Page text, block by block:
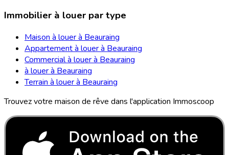
Immobilier à louer par type
Maison à louer à Beauraing
Appartement à louer à Beauraing
Commercial à louer à Beauraing
à louer à Beauraing
Terrain à louer à Beauraing
Trouvez votre maison de rêve dans l'application Immoscoop